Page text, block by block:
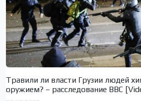
Травили ли власти Грузии людей
оружием? – расследование BBC